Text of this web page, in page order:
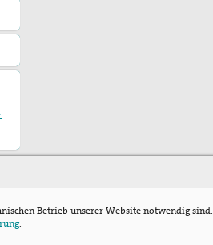
Betrieb unserer Website notwendig sind.
.